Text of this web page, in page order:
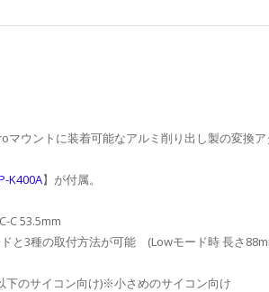
マウントに装着可能なアルミ削り出し製の変換
K400A】が付属。
C 53.5mm
と3種の取付方法が可能 (Lowモード時 長さ
下のサイコン向け)※小さめのサイコン向け